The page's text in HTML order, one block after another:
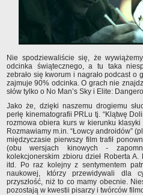
Nie spodziewaliście się, że
odcinka świątecznego, a tu taka
zebrało się kworum i nagrało podcast o
zajmuje 90% odcinka. O grach nie
słów tylko o No Man’s Sky i Elite:
Jako że, dzięki naszemu drogiemu
perłę kinematografii PRLu tj. “Klątwę
rozmowa obiera kurs w kierunku
Rozmawiamy m.in. “Łowcy androidów”
międzyczasie pierwszy film trafił
(obu wersjach kinowych -
kolekcjonerskim zbioru dzieł Roberta
itd. Po raz kolejny z sentymentem
naukowej, którzy przewidywali dla
przyszłość, niż to co mamy obecnie.
pozostają w kwestii pisarzy i twórców